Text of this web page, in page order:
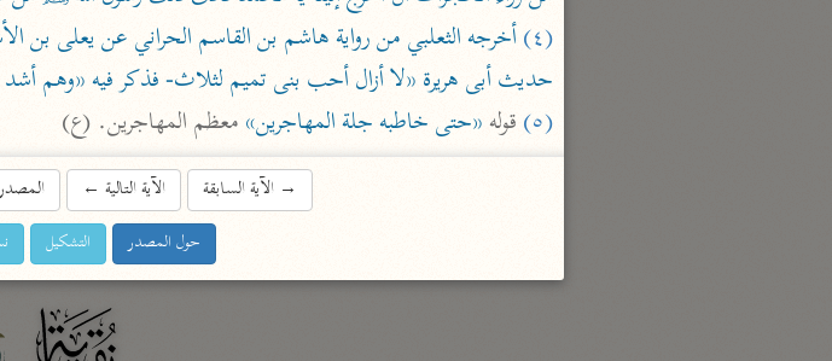
راسلنا •تليجرام
تعليمات•عن
أندرويد
تطوير
(٤)
حديث أبى هريرة «لا أزال أحب بنى تميم لثلاث- فذكر فيه «وهم
(٥)
قوله «حتى خاطبه جلة المهاجرين» معظم المهاجرين. (ع)
→الآية السابقة الآية التالية ←
حول المصدر التشكيل